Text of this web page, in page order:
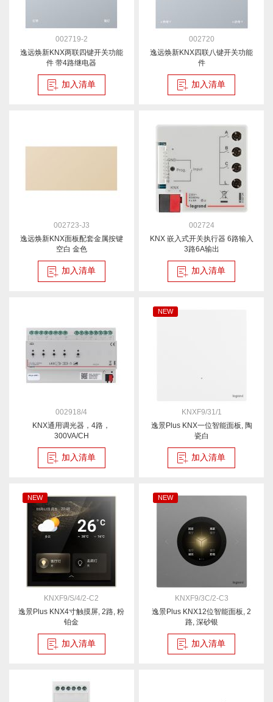
002719-2
逸远焕新KNX两联四键开关功能
件 带4路继电器
加入清单
002720
逸远焕新KNX四联八键开关功能
件
加入清单
002723-J3
逸远焕新KNX面板配套金属按键
空白 金色
加入清单
002724
KNX 嵌入式开关执行器 6路输入
3路6A输出
加入清单
002918/4
KNX通用调光器，4路，
300VA/CH
加入清单
NEW
KNXF9/31/1
逸景Plus KNX一位智能面板, 陶
瓷白
加入清单
NEW
KNXF9/S/4/2-C2
逸景Plus KNX4寸触摸屏, 2路, 粉
铂金
加入清单
NEW
KNXF9/3C/2-C3
逸景Plus KNX12位智能面板, 2
路, 深砂银
加入清单